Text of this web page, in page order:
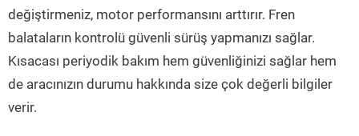
değiştirmeniz, motor performansını arttırır. Fren
balataların kontrolü güvenli sürüş yapmanızı sağlar.
Kısacası periyodik bakım hem güvenliğinizi sağlar hem
de aracınızın durumu hakkında size çok değerli bilgiler
verir.